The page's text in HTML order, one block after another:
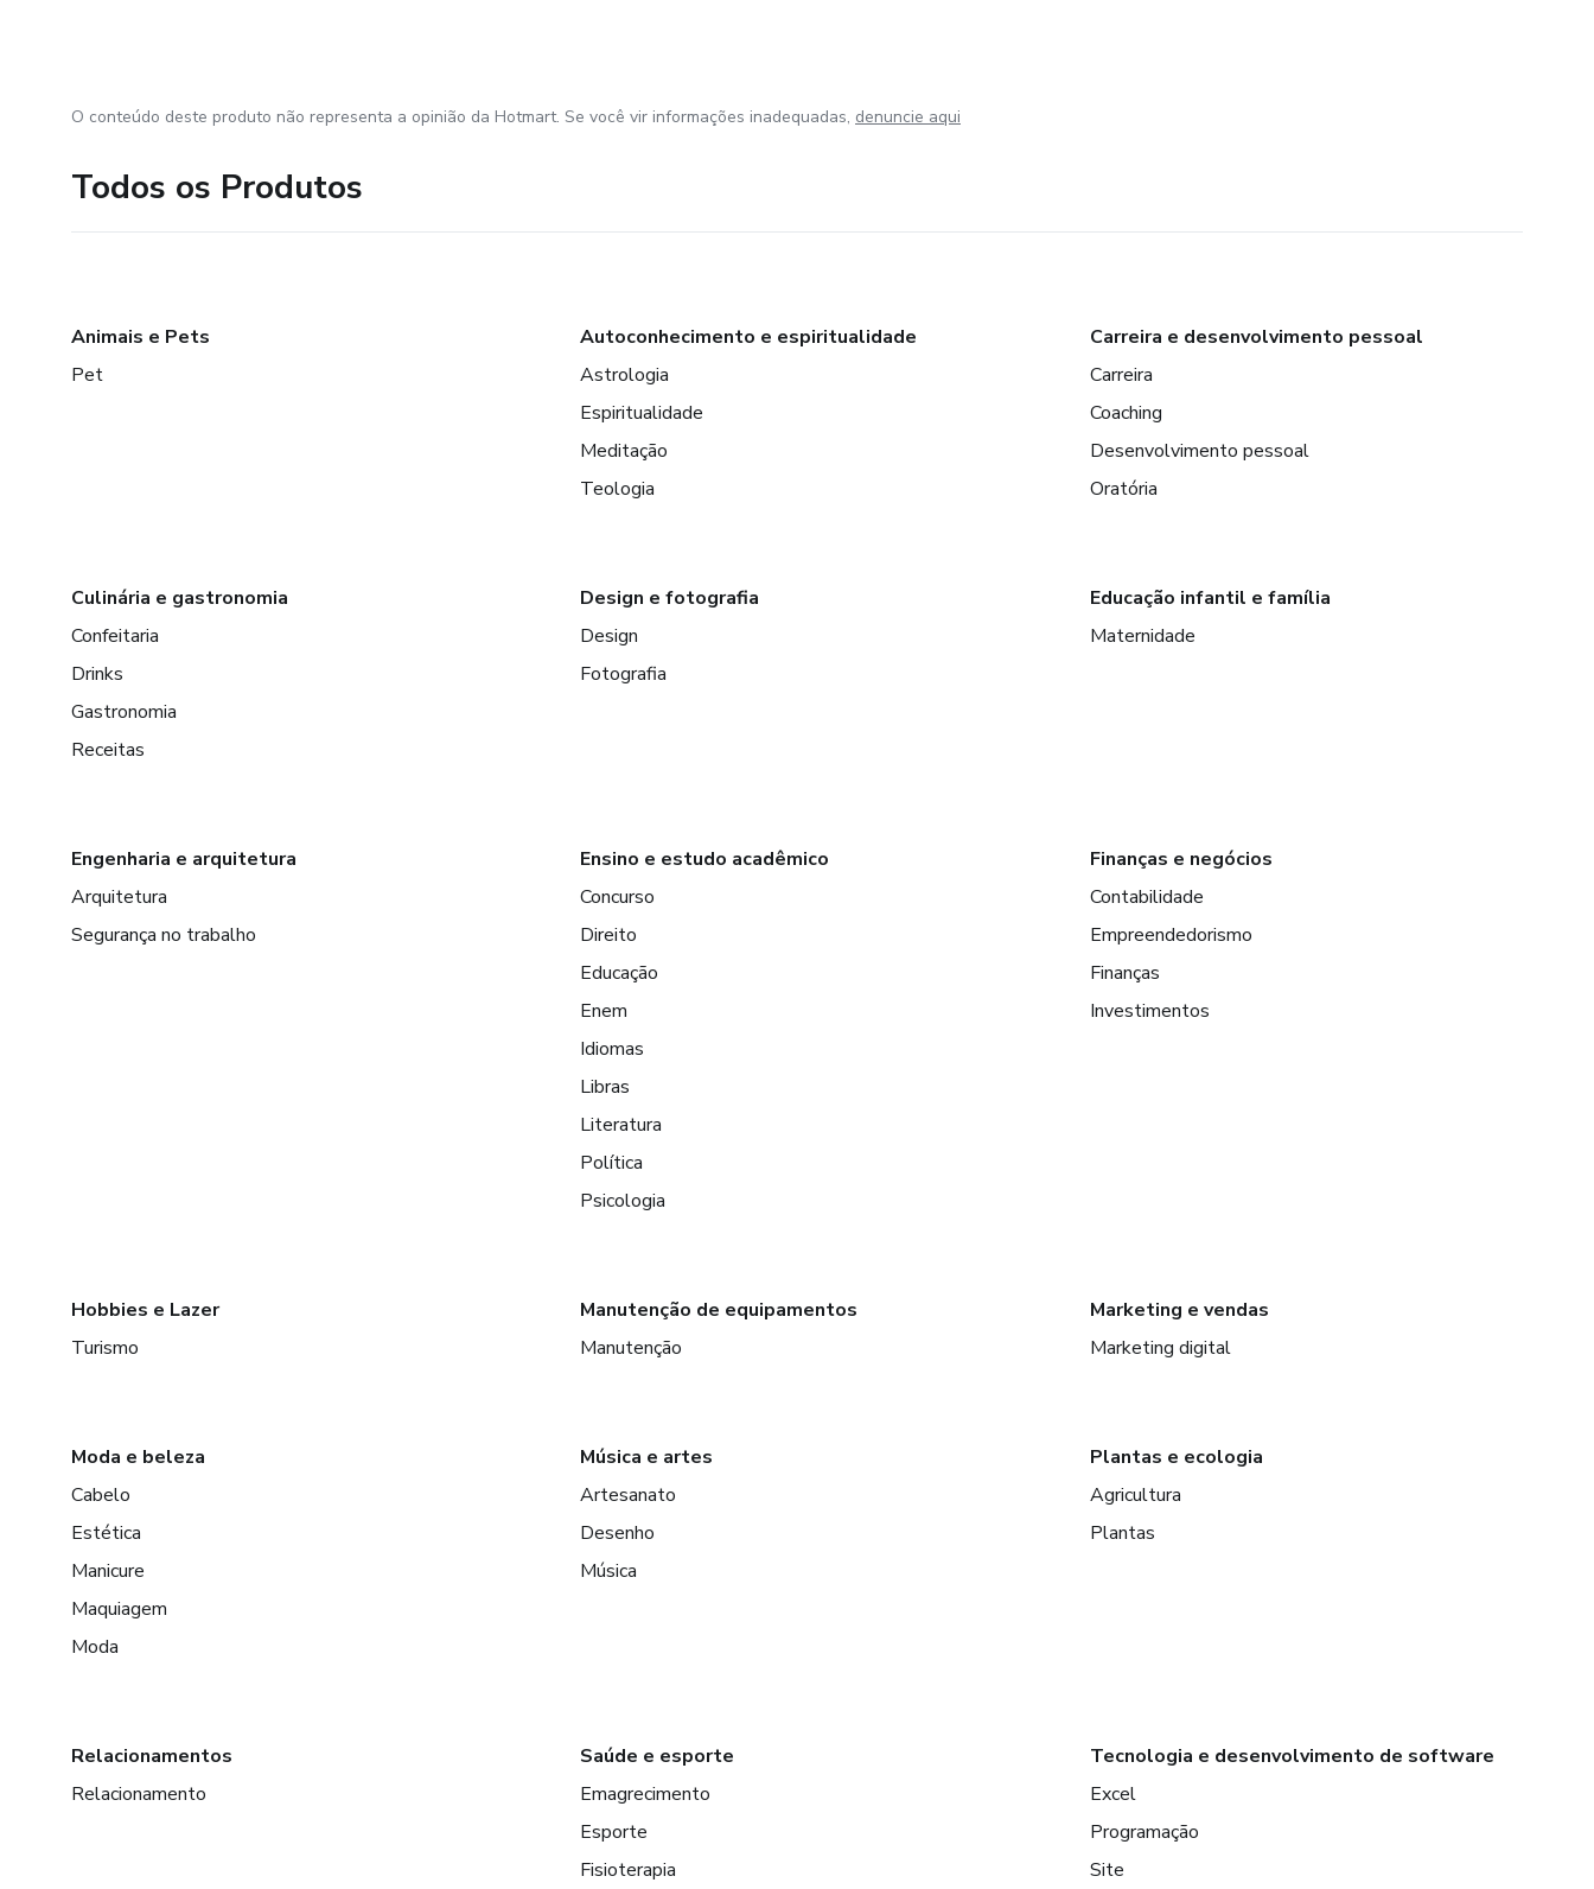
O conteúdo deste produto não representa a opinião da Hotmart. Se você vir informações inadequadas, denuncie aqui
Todos os Produtos
Animais e Pets
Pet
Autoconhecimento e espiritualidade
Astrologia
Espiritualidade
Meditação
Teologia
Carreira e desenvolvimento pessoal
Carreira
Coaching
Desenvolvimento pessoal
Oratória
Culinária e gastronomia
Confeitaria
Drinks
Gastronomia
Receitas
Design e fotografia
Design
Fotografia
Educação infantil e família
Maternidade
Engenharia e arquitetura
Arquitetura
Segurança no trabalho
Ensino e estudo acadêmico
Concurso
Direito
Educação
Enem
Idiomas
Libras
Literatura
Política
Psicologia
Finanças e negócios
Contabilidade
Empreendedorismo
Finanças
Investimentos
Hobbies e Lazer
Turismo
Manutenção de equipamentos
Manutenção
Marketing e vendas
Marketing digital
Moda e beleza
Cabelo
Estética
Manicure
Maquiagem
Moda
Música e artes
Artesanato
Desenho
Música
Plantas e ecologia
Agricultura
Plantas
Relacionamentos
Relacionamento
Saúde e esporte
Emagrecimento
Esporte
Fisioterapia
Tecnologia e desenvolvimento de software
Excel
Programação
Site